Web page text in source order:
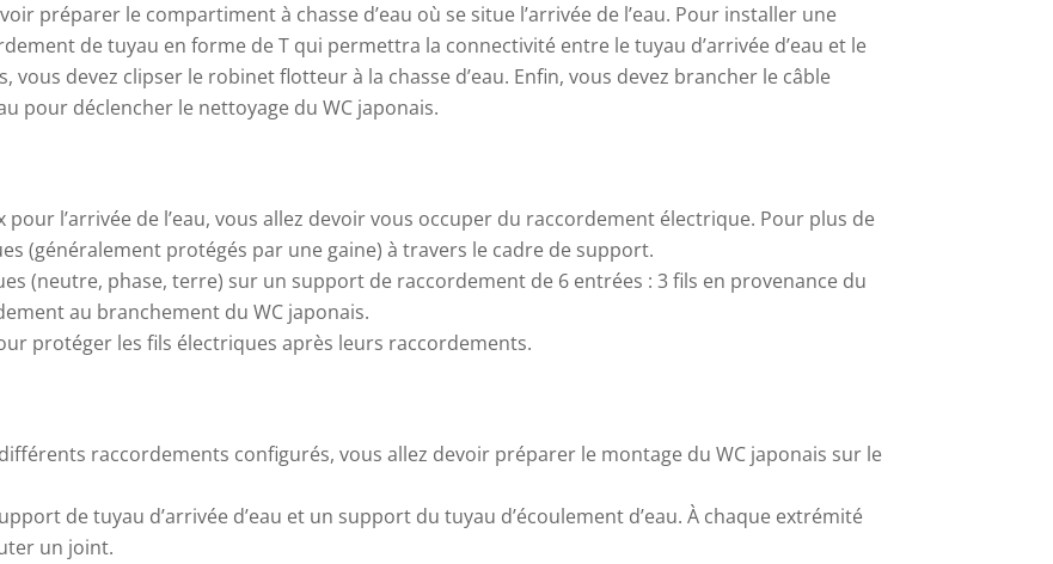
préparer le compartiment à chasse d’eau où se situe l’arrivée de l’eau. Pour installer une
de tuyau en forme de T qui permettra la connectivité entre le tuyau d’arrivée d’eau et le
vous devez clipser le robinet flotteur à la chasse d’eau. Enfin, vous devez brancher le câble
pour déclencher le nettoyage du WC japonais.
l’arrivée de l’eau, vous allez devoir vous occuper du raccordement électrique. Pour plus de
(généralement protégés par une gaine) à travers le cadre de support.
(neutre, phase, terre) sur un support de raccordement de 6 entrées : 3 fils en provenance du
au branchement du WC japonais.
protéger les fils électriques après leurs raccordements.
raccordements configurés, vous allez devoir préparer le montage du WC japonais sur le
de tuyau d’arrivée d’eau et un support du tuyau d’écoulement d’eau. À chaque extrémité
un joint.